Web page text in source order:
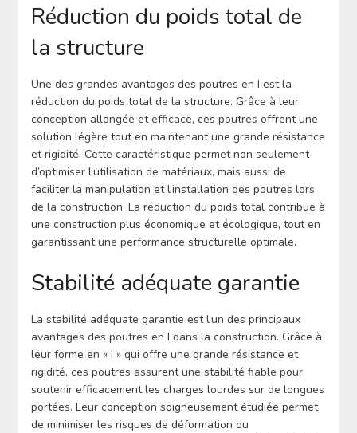
Réduction du poids total de
la structure
Une des grandes avantages des poutres en I est la
réduction du poids total de la structure. Grâce à leur
conception allongée et efficace, ces poutres offrent une
solution légère tout en maintenant une grande résistance
et rigidité. Cette caractéristique permet non seulement
d’optimiser l’utilisation de matériaux, mais aussi de
faciliter la manipulation et l’installation des poutres lors
de la construction. La réduction du poids total contribue à
une construction plus économique et écologique, tout en
garantissant une performance structurelle optimale.
Stabilité adéquate garantie
La stabilité adéquate garantie est l’un des principaux
avantages des poutres en I dans la construction. Grâce à
leur forme en « I » qui offre une grande résistance et
rigidité, ces poutres assurent une stabilité fiable pour
soutenir efficacement les charges lourdes sur de longues
portées. Leur conception soigneusement étudiée permet
de minimiser les risques de déformation ou